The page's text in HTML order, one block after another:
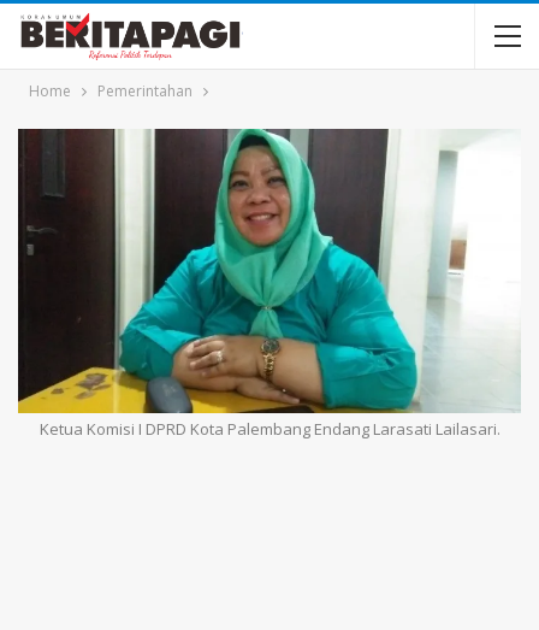
Home Pemerintahan
Ketua Komisi I DPRD Kota Palembang Endang Larasati Lailasari.